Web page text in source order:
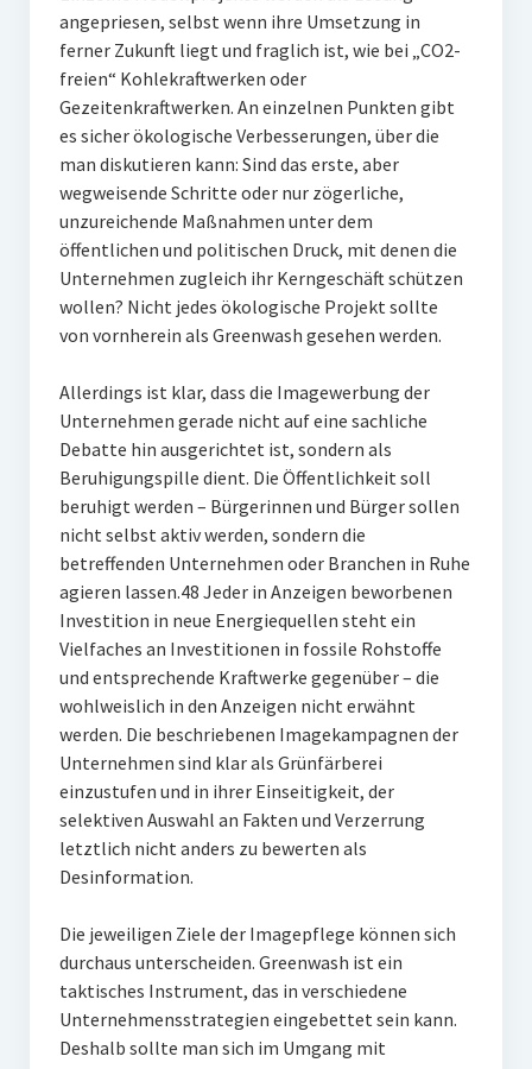
angepriesen, selbst wenn ihre Umsetzung in
ferner Zukunft liegt und fraglich ist, wie bei „CO2-
freien“ Kohlekraftwerken oder
Gezeitenkraftwerken. An einzelnen Punkten gibt
es sicher ökologische Verbesserungen, über die
man diskutieren kann: Sind das erste, aber
wegweisende Schritte oder nur zögerliche,
unzureichende Maßnahmen unter dem
öffentlichen und politischen Druck, mit denen die
Unternehmen zugleich ihr Kerngeschäft schützen
wollen? Nicht jedes ökologische Projekt sollte
von vornherein als Greenwash gesehen werden.
Allerdings ist klar, dass die Imagewerbung der
Unternehmen gerade nicht auf eine sachliche
Debatte hin ausgerichtet ist, sondern als
Beruhigungspille dient. Die Öffentlichkeit soll
beruhigt werden – Bürgerinnen und Bürger sollen
nicht selbst aktiv werden, sondern die
betreffenden Unternehmen oder Branchen in Ruhe
agieren lassen.48 Jeder in Anzeigen beworbenen
Investition in neue Energiequellen steht ein
Vielfaches an Investitionen in fossile Rohstoffe
und entsprechende Kraftwerke gegenüber – die
wohlweislich in den Anzeigen nicht erwähnt
werden. Die beschriebenen Imagekampagnen der
Unternehmen sind klar als Grünfärberei
einzustufen und in ihrer Einseitigkeit, der
selektiven Auswahl an Fakten und Verzerrung
letztlich nicht anders zu bewerten als
Desinformation.
Die jeweiligen Ziele der Imagepflege können sich
durchaus unterscheiden. Greenwash ist ein
taktisches Instrument, das in verschiedene
Unternehmensstrategien eingebettet sein kann.
Deshalb sollte man sich im Umgang mit